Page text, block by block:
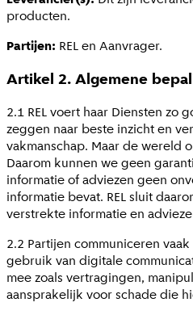
producten.
Partijen: REL en Aanvrager.
Artikel 2. Algemene
2.1 REL voert haar Diensten zo
zeggen naar beste inzicht en
vakmanschap. Maar de wereld
Daarom kunnen we geen
informatie of adviezen geen
informatie bevat. REL sluit
verstrekte informatie en
2.2 Partijen communiceren
gebruik van digitale
mee zoals vertragingen,
aansprakelijk voor schade die